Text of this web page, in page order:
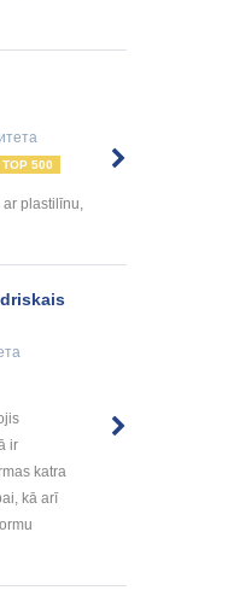
TOP 500
ar plastilīnu,
ir
katra
kā arī